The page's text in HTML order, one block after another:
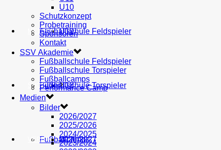
AH U19
U18
U17
Fußballschule Feldspieler
Fußballschule Torspieler
Fußballcamps
MEDIEN
Bilder
2026/2027
SHOP
VEREIN
U10
Schutzkonzept
Probetraining
Sponsoren
Kontakt
SSV Akademie
Fußballschule Feldspieler
Fußballschule Torspieler
Fußballcamps
Performance Camp
Medien
Bilder
2026/2027
2025/2026
2024/2025
2023/2024